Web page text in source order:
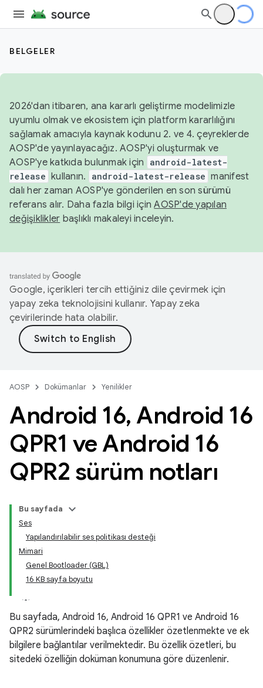
BELGELER
2026'dan itibaren, ana kararlı geliştirme modelimizle
uyumlu olmak ve ekosistem için platform kararlılığını
sağlamak amacıyla kaynak kodunu 2. ve 4. çeyreklerde
AOSP'de yayınlayacağız. AOSP'yi oluşturmak ve
AOSP'ye katkıda bulunmak için
android-latest-
release kullanın. android-latest-release manifest
dalı her zaman AOSP'ye gönderilen en son sürümü
referans alır. Daha fazla bilgi içinAOSP'de yapılan
değişiklikler başlıklı makaleyi inceleyin.
Google, içerikleri tercih ettiğiniz dile çevirmek için
yapay zeka teknolojisini kullanır. Yapay zeka
çevirilerinde hata olabilir.
AOSP Dokümanlar Yenilikler
Android 16, Android 16
QPR1 ve Android 16
QPR2 sürüm notları
Bu sayfada
Ses
Yapılandırılabilir ses politikası desteği
Mimari
Genel Bootloader (GBL)
16 KB sayfa boyutu
Bu sayfada, Android 16, Android 16 QPR1 ve Android 16
QPR2 sürümlerindeki başlıca özellikler özetlenmekte ve ek
bilgilere bağlantılar verilmektedir. Bu özellik özetleri, bu
sitedeki özelliğin doküman konumuna göre düzenlenir.